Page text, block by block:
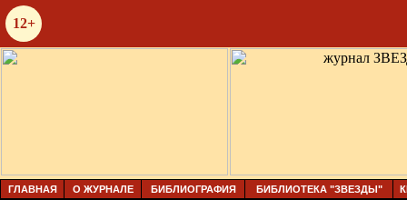
12+
ГЛАВНАЯ О ЖУРНАЛЕ БИБЛИОГРАФИЯ БИБЛИОТЕКА "ЗВЕЗДЫ"